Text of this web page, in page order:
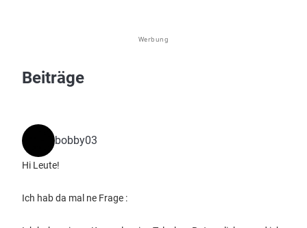
Werbung
Beiträge
bobby03
Hi Leute!
Ich hab da mal ne Frage :